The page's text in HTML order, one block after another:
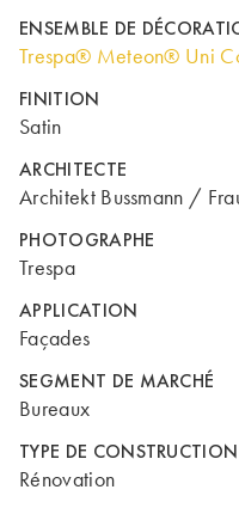
ENSEMBLE DE
Trespa® Meteon® Uni
FINITION
Satin
ARCHITECTE
Architekt Bussmann /
PHOTOGRAPHE
Trespa
APPLICATION
Façades
SEGMENT DE MARCHÉ
Bureaux
TYPE DE CONSTRUCTION
Rénovation